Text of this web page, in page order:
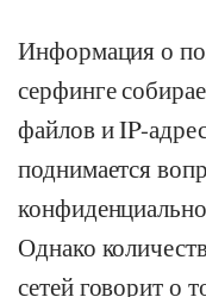
Информация о
серфинге
файлов и IP-
поднимается
Однако
сетей говорит о